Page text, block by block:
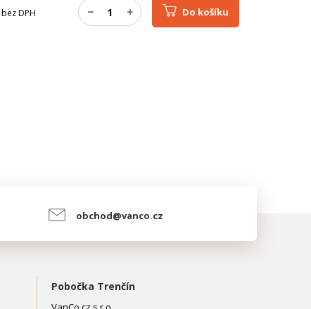
bez DPH Do košíku
obchod@vanco.cz
Pobočka Trenčín